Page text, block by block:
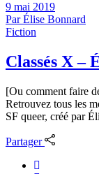
9 mai 2019
ParÉlise Bonnard
Fiction
Classés X –
[Ou comment faire
Retrouvez tous les
SF queer, créé par
Partager